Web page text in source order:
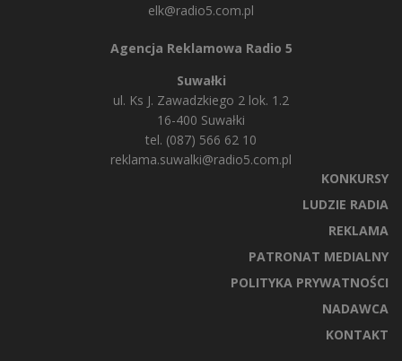
elk@radio5.com.pl
Agencja Reklamowa Radio 5
Suwałki
ul. Ks J. Zawadzkiego 2 lok. 1.2
16-400 Suwałki
tel. (087) 566 62 10
reklama.suwalki@radio5.com.pl
KONKURSY
LUDZIE RADIA
REKLAMA
PATRONAT MEDIALNY
POLITYKA PRYWATNOŚCI
NADAWCA
KONTAKT